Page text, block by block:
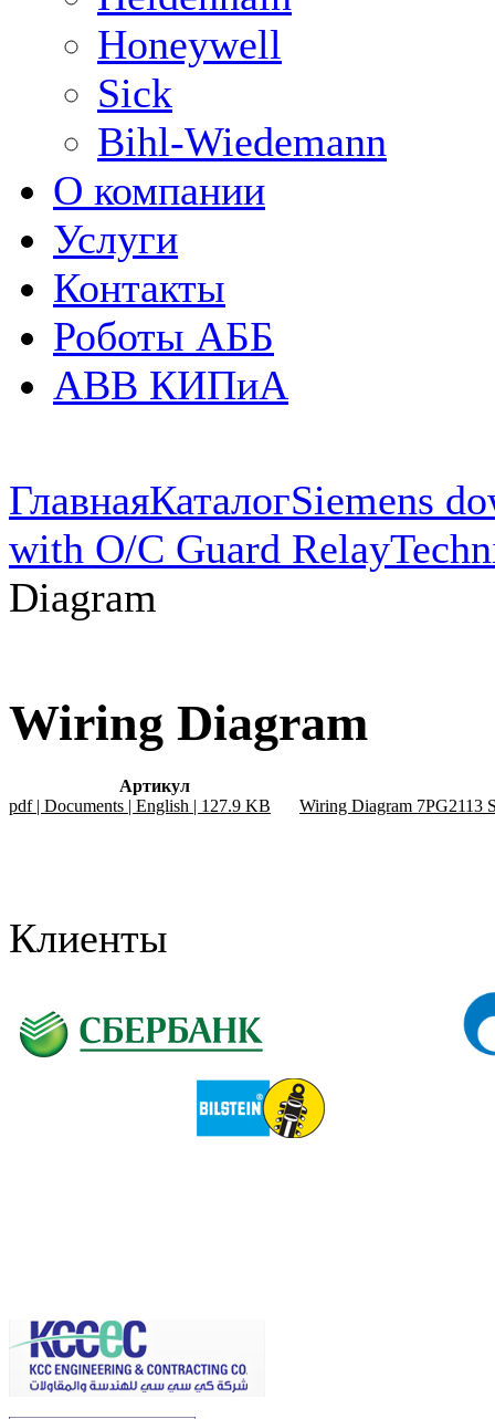
Honeywell
Sick
Bihl-Wiedemann
О компании
Услуги
Контакты
Роботы АББ
ABB КИПиА
ГлавнаяКаталогSiemens
with O/C Guard Relay
Diagram
Wiring Diagram
Артикул
pdf | Documents | English | 127.9 KB
Wiring Diagram 7PG2113
Клиенты